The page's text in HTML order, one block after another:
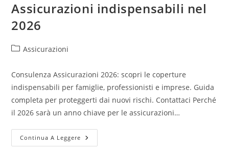
Assicurazioni indispensabili nel
2026
Assicurazioni
Consulenza Assicurazioni 2026: scopri le coperture
indispensabili per famiglie, professionisti e imprese. Guida
completa per proteggerti dai nuovi rischi. Contattaci Perché
il 2026 sarà un anno chiave per le assicurazioni…
Continua A Leggere